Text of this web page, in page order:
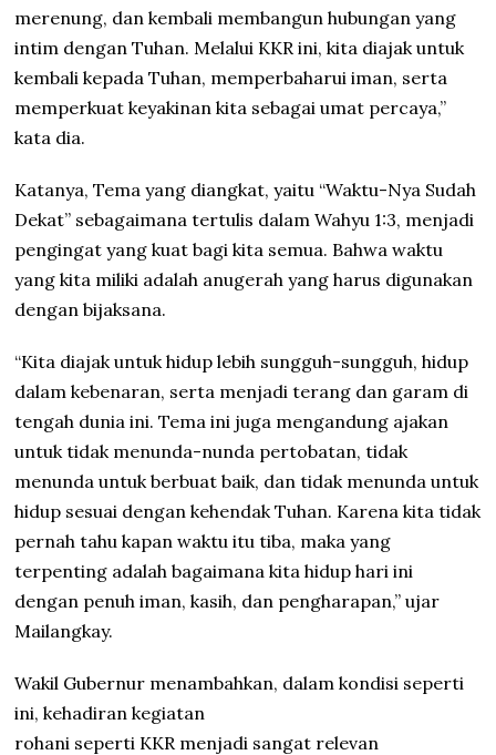
merenung, dan kembali membangun hubungan yang
intim dengan Tuhan. Melalui KKR ini, kita diajak untuk
kembali kepada Tuhan, memperbaharui iman, serta
memperkuat keyakinan kita sebagai umat percaya,”
kata dia.
Katanya, Tema yang diangkat, yaitu “Waktu-Nya Sudah
Dekat” sebagaimana tertulis dalam Wahyu 1:3, menjadi
pengingat yang kuat bagi kita semua. Bahwa waktu
yang kita miliki adalah anugerah yang harus digunakan
dengan bijaksana.
“Kita diajak untuk hidup lebih sungguh-sungguh, hidup
dalam kebenaran, serta menjadi terang dan garam di
tengah dunia ini. Tema ini juga mengandung ajakan
untuk tidak menunda-nunda pertobatan, tidak
menunda untuk berbuat baik, dan tidak menunda untuk
hidup sesuai dengan kehendak Tuhan. Karena kita tidak
pernah tahu kapan waktu itu tiba, maka yang
terpenting adalah bagaimana kita hidup hari ini
dengan penuh iman, kasih, dan pengharapan,” ujar
Mailangkay.
Wakil Gubernur menambahkan, dalam kondisi seperti
ini, kehadiran kegiatan
rohani seperti KKR menjadi sangat relevan